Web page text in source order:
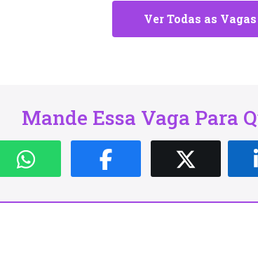
Ver Todas as Vagas
Mande Essa Vaga Para